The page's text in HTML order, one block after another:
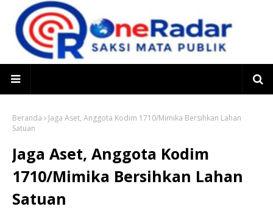
Beranda
Jaga Aset, Anggota Kodim 1710/Mimika Bersihkan Lahan
Satuan
Jaga Aset, Anggota Kodim
1710/Mimika Bersihkan Lahan
Satuan